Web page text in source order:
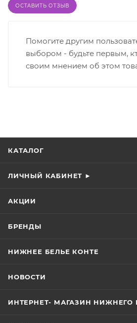
ОСТАВИТЬ ОТЗЫВ
Помогите другим
выбором - будьте первым,
своим мнением об этом
КАТАЛОГ
ЛИЧНЫЙ КАБИНЕТ ►
АКЦИИ
БРЕНДЫ
НИЖНЕЕ БЕЛЬЕ КОНТЕ
НОВОСТИ
ИНТЕРНЕТ- МАГАЗИН НИЖНЕГО